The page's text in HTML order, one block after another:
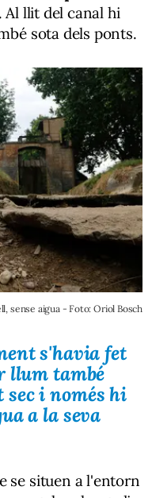
Al llit del canal hi
sota dels ponts.
sense aigua - Foto: Oriol Bosch
s'havia fet
llum també
sec i només hi
a la seva
se situen a l'entorn